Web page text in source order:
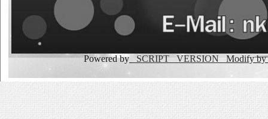
Powered by _SCRIPT _VERSION Modify